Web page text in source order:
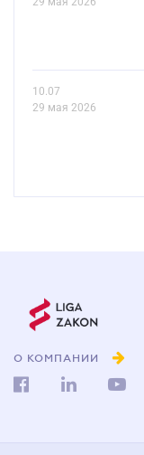
10.07
29 мая 2026
О КОМПАНИИ